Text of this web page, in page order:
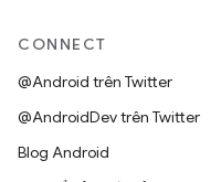
CONNECT
@Android trên Twitter
@AndroidDev trên Twitter
Blog Android